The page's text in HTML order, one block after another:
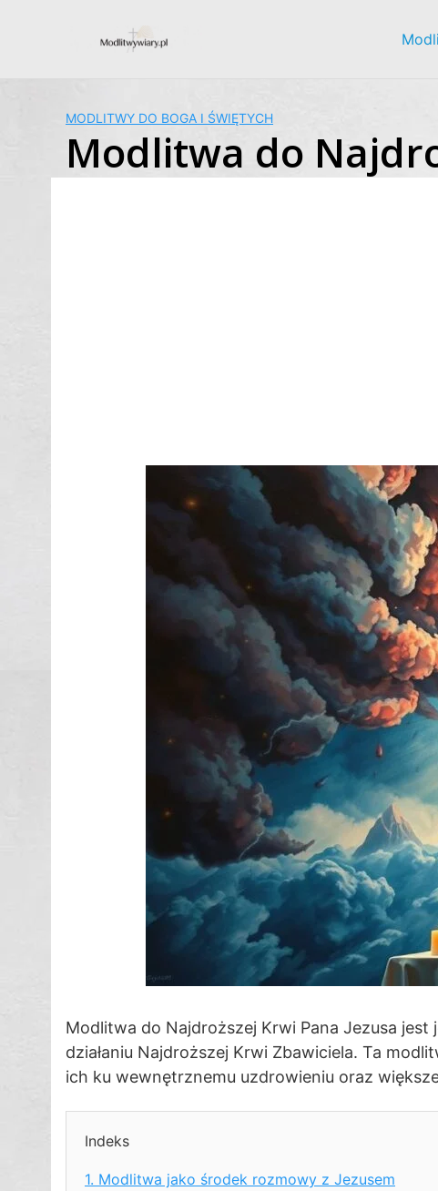
MODLITWY DO BOGA I ŚWIĘTYCH
Modlitwa do
Modlitwa do Najdroższej Krwi Pana Jezusa
działaniu Najdroższej Krwi Zbawiciela. Ta
ich ku wewnętrznemu uzdrowieniu oraz
Indeks
1. Modlitwa jako środek rozmowy z Jezusem